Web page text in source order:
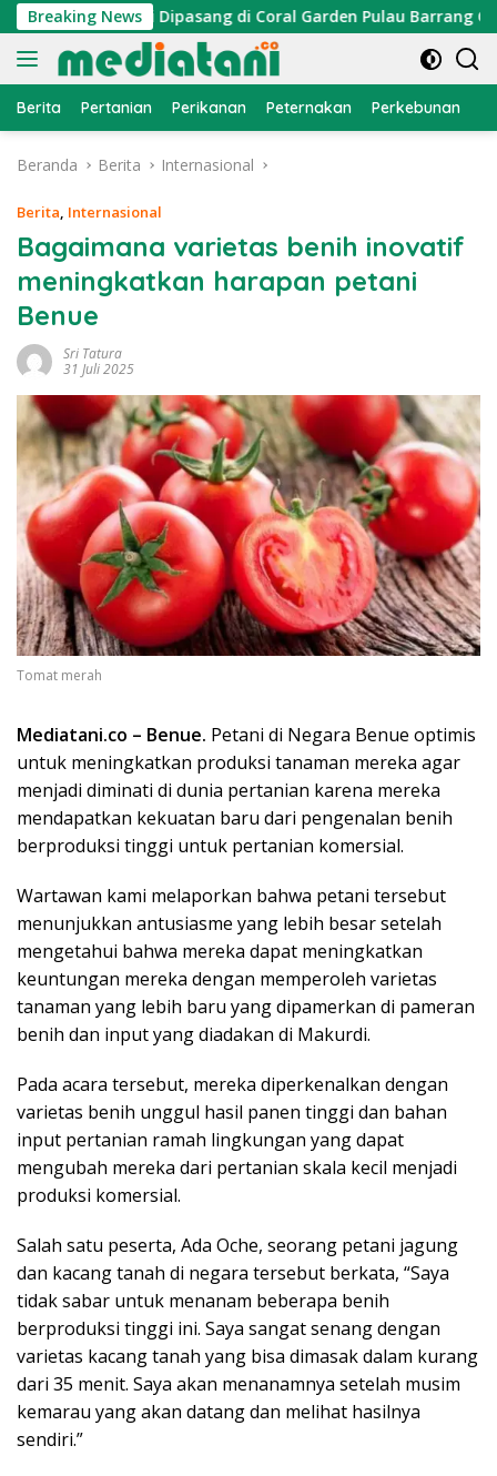
Langsung
ke
konten
Breaking News
Cumi Dipasang di Coral Garden Pulau Barrang Caddi
Berita Pertanian Perikanan Peternakan Perkebunan
Beranda Berita Internasional
Berita, Internasional
Bagaimana varietas benih inovatif
meningkatkan harapan petani
Benue
Sri Tatura
31 Juli 2025
Tomat merah
Mediatani.co – Benue. Petani di Negara Benue optimis
untuk meningkatkan produksi tanaman mereka agar
menjadi diminati di dunia pertanian karena mereka
mendapatkan kekuatan baru dari pengenalan benih
berproduksi tinggi untuk pertanian komersial.
Wartawan kami melaporkan bahwa petani tersebut
menunjukkan antusiasme yang lebih besar setelah
mengetahui bahwa mereka dapat meningkatkan
keuntungan mereka dengan memperoleh varietas
tanaman yang lebih baru yang dipamerkan di pameran
benih dan input yang diadakan di Makurdi.
Pada acara tersebut, mereka diperkenalkan dengan
varietas benih unggul hasil panen tinggi dan bahan
input pertanian ramah lingkungan yang dapat
mengubah mereka dari pertanian skala kecil menjadi
produksi komersial.
Salah satu peserta, Ada Oche, seorang petani jagung
dan kacang tanah di negara tersebut berkata, “Saya
tidak sabar untuk menanam beberapa benih
berproduksi tinggi ini. Saya sangat senang dengan
varietas kacang tanah yang bisa dimasak dalam kurang
dari 35 menit. Saya akan menanamnya setelah musim
kemarau yang akan datang dan melihat hasilnya
sendiri.”